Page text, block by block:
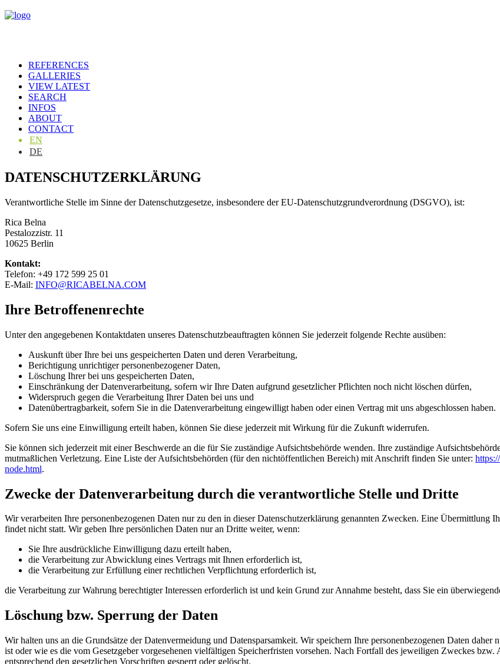
REFERENCES
GALLERIES
VIEW LATEST
SEARCH
INFOS
ABOUT
CONTACT
EN
DE
DATENSCHUTZERKLÄRUNG
Verantwortliche Stelle im Sinne der Datenschutzgesetze, insbesondere der EU-Datenschutzgrundverordnung (DSGVO), ist:
Rica Belna
Pestalozzistr. 11
10625 Berlin
Kontakt:
Telefon: +49 172 599 25 01
E-Mail: INFO@RICABELNA.COM
Ihre Betroffenenrechte
Unter den angegebenen Kontaktdaten unseres Datenschutzbeauftragten können Sie jederzeit folgende Rechte ausüben:
Auskunft über Ihre bei uns gespeicherten Daten und deren Verarbeitung,
Berichtigung unrichtiger personenbezogener Daten,
Löschung Ihrer bei uns gespeicherten Daten,
Einschränkung der Datenverarbeitung, sofern wir Ihre Daten aufgrund gesetzlicher Pflichten noch nicht löschen dürfen,
Widerspruch gegen die Verarbeitung Ihrer Daten bei uns und
Datenübertragbarkeit, sofern Sie in die Datenverarbeitung eingewilligt haben oder einen Vertrag mit uns abgeschlossen haben.
Sofern Sie uns eine Einwilligung erteilt haben, können Sie diese jederzeit mit Wirkung für die Zukunft widerrufen.
Sie können sich jederzeit mit einer Beschwerde an die für Sie zuständige Aufsichtsbehörde wenden. Ihre zuständige
mutmaßlichen Verletzung. Eine Liste der Aufsichtsbehörden (für den nichtöffentlichen Bereich) mit Anschrift finden Sie unter:
node.html.
Zwecke der Datenverarbeitung durch die verantwortliche Stelle und Dritte
Wir verarbeiten Ihre personenbezogenen Daten nur zu den in dieser Datenschutzerklärung genannten Zwecken. Eine Übermittlung
findet nicht statt. Wir geben Ihre persönlichen Daten nur an Dritte weiter, wenn:
Sie Ihre ausdrückliche Einwilligung dazu erteilt haben,
die Verarbeitung zur Abwicklung eines Vertrags mit Ihnen erforderlich ist,
die Verarbeitung zur Erfüllung einer rechtlichen Verpflichtung erforderlich ist,
die Verarbeitung zur Wahrung berechtigter Interessen erforderlich ist und kein Grund zur Annahme besteht, dass Sie ein
Löschung bzw. Sperrung der Daten
Wir halten uns an die Grundsätze der Datenvermeidung und Datensparsamkeit. Wir speichern Ihre personenbezogenen Daten
ist oder wie es die vom Gesetzgeber vorgesehenen vielfältigen Speicherfristen vorsehen. Nach Fortfall des jeweiligen Zweckes
entsprechend den gesetzlichen Vorschriften gesperrt oder gelöscht.